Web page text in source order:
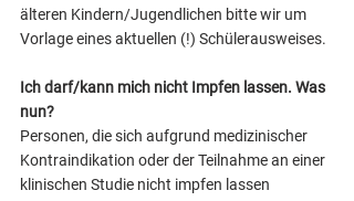
älteren Kindern/Jugendlichen bitte wir um
Vorlage eines aktuellen (!) Schülerausweises.
Ich darf/kann mich nicht Impfen lassen. Was
nun?
Personen, die sich aufgrund medizinischer
Kontraindikation oder der Teilnahme an einer
klinischen Studie nicht impfen lassen